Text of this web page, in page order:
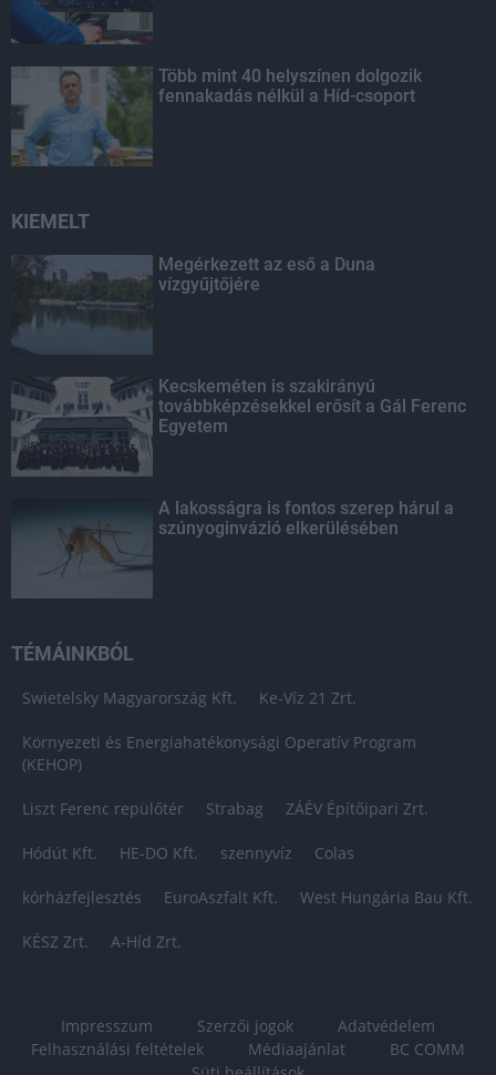
Több mint 40 helyszínen dolgozik
fennakadás nélkül a Híd-csoport
KIEMELT
Megérkezett az eső a Duna
vízgyűjtőjére
Kecskeméten is szakirányú
továbbképzésekkel erősít a Gál Ferenc
Egyetem
A lakosságra is fontos szerep hárul a
szúnyoginvázió elkerülésében
TÉMÁINKBÓL
Swietelsky Magyarország Kft. Ke-Víz 21 Zrt.
Környezeti és Energiahatékonysági Operatív Program
(KEHOP)
Liszt Ferenc repülőtér Strabag ZÁÉV Építőipari Zrt.
Hódút Kft. HE-DO Kft. szennyvíz Colas
kórházfejlesztés EuroAszfalt Kft. West Hungária Bau Kft.
KÉSZ Zrt. A-Híd Zrt.
Impresszum Szerzői jogok
Adatvédelem
Felhasználási feltételek
Médiaajánlat
BC COMM